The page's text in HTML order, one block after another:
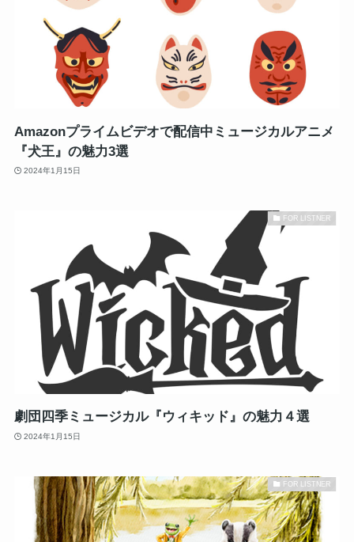
Amazonプライムビデオで配信中ミュージカルアニメ
『犬王』の魅力3選
2024年1月15日
FOR LISTNER
劇団四季ミュージカル『ウィキッド』の魅力４選
2024年1月15日
FOR LISTNER